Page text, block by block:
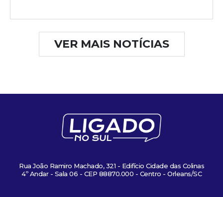
VER MAIS NOTÍCIAS
Rua João Ramiro Machado, 321 - Edifício Cidade das Colinas
4º Andar - Sala 06 - CEP 88870.000 - Centro - Orleans/SC